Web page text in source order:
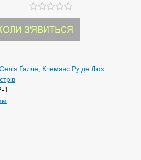
З'ЯВИТЬСЯ
Ґалле, Клеманс Ру де Люз
1